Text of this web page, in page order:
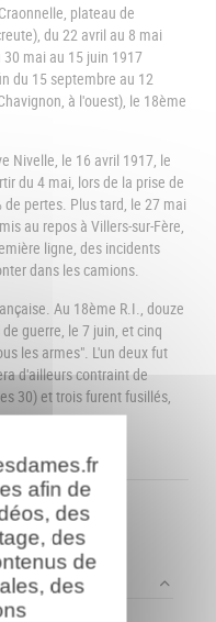
plateau de
du 22 avril au 8 mai
mai au 15 juin 1917
du 15 septembre au 12
à l'ouest), le 18ème
Nivelle, le 16 avril 1917, le
du 4 mai, lors de la prise de
pertes. Plus tard, le 27 mai
au repos à Villers-sur-Fère,
ligne, des incidents
dans les camions.
Au 18ème R.I., douze
guerre, le 7 juin, et cinq
les armes". L'un deux fut
d'ailleurs contraint de
30) et trois furent fusillés,
afin de
des
des
de
des